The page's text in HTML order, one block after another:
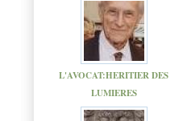
L'AVOCAT:HERITIER DES
LUMIERES